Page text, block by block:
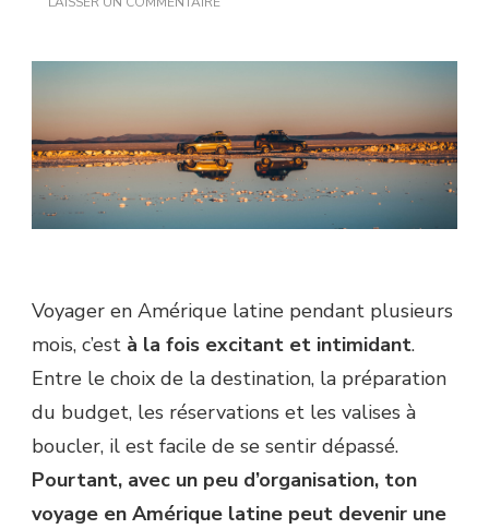
HUIT
MOIS
Voyager en Amérique latine pendant plusieurs
mois, c’est à la fois excitant et intimidant.
Entre le choix de la destination, la préparation
du budget, les réservations et les valises à
boucler, il est facile de se sentir dépassé.
Pourtant, avec un peu d’organisation, ton
voyage en Amérique latine peut devenir une